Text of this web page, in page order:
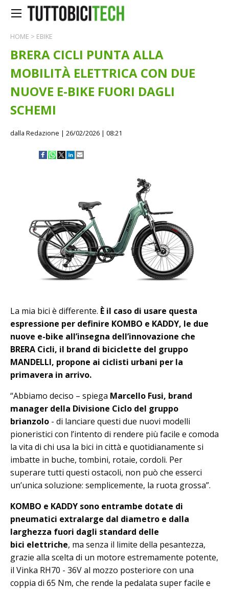
HOME > EBIKE
BRERA CICLI PUNTA ALLA
MOBILITÀ ELETTRICA CON DUE
NUOVE E-BIKE FUORI DAGLI
SCHEMI
dalla Redazione | 26/02/2026 | 08:21
La mia bici è differente. È il caso di usare questa
espressione per definire KOMBO e KADDY, le due
nuove e-bike all’insegna dell’innovazione che
BRERA Cicli, il brand di biciclette del gruppo
MANDELLI, propone ai ciclisti urbani per la
primavera in arrivo.
“Abbiamo deciso – spiega Marcello Fusi, brand
manager della Divisione Ciclo del gruppo
brianzolo - di lanciare questi due nuovi modelli
pioneristici con l’intento di rendere più facile e comoda
la vita di chi usa la bici in città e quotidianamente si
imbatte in buche, tombini, rotaie, cordoli. Per
superare tutti questi ostacoli, non può che esserci
un’unica soluzione: semplicemente, la ruota grossa”.
KOMBO e KADDY sono entrambe dotate di
pneumatici extralarge dal diametro e dalla
larghezza fuori dagli standard delle
bici elettriche, ma senza il limite della pesantezza,
grazie alla scelta di un motore estremamente potente,
il Vinka RH70 - 36V al mozzo posteriore con una
coppia di 65 Nm, che rende la pedalata super facile e